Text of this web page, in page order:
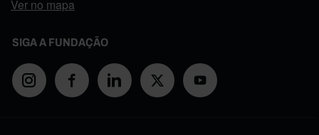
Ver no mapa
SIGA A FUNDAÇÃO